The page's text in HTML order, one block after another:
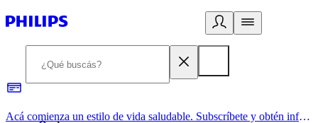
Acá comienza un estilo de vida saludable. Subscríbete y obtén información de primera mano